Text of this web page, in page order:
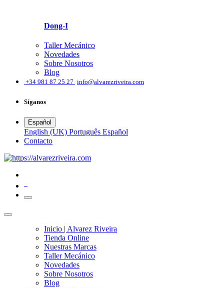
Dong-I
Taller Mecánico
Novedades
Sobre Nosotros
Blog
+34 981 87 25 27 info@alvarezriveira.com
Síganos
Español
English (UK) Português Español
​Contacto
Inicio | Alvarez Riveira
Tienda Online
Nuestras Marcas
Taller Mecánico
Novedades
Sobre Nosotros
Blog